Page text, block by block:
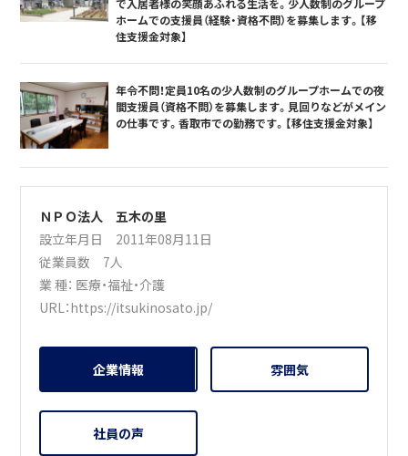
で入居者様の笑顔あふれる生活を。少人数制のグループ
ホームでの支援員（経験・資格不問）を募集します。【移
住支援金対象】
年令不問！定員10名の少人数制のグループホームでの夜
間支援員（資格不問）を募集します。見回りなどがメイン
の仕事です。香取市での勤務です。【移住支援金対象】
ＮＰＯ法人 五木の里
設立年月日 2011年08月11日
従業員数 7人
業 種： 医療・福祉・介護
URL：https://itsukinosato.jp/
企業情報 雰囲気
社員の声